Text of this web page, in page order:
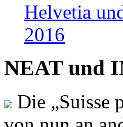
Helvetia
2016
NEAT und
Die „Suisse